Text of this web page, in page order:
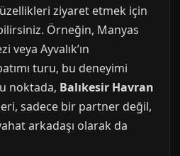
ziyaret etmek için
Örneğin, Manyas
veya Ayvalık’ın
turu, bu deneyimi
noktada, Balıkesir Havran
sadece bir partner değil,
arkadaşı olarak da